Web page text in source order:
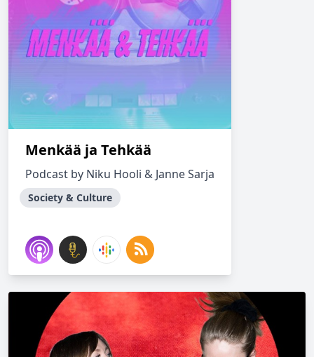
Menkää ja Tehkää
Podcast by Niku Hooli & Janne Sarja
Society & Culture